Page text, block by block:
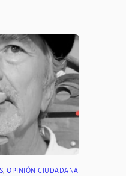
, OPINIÓN CIUDADANA